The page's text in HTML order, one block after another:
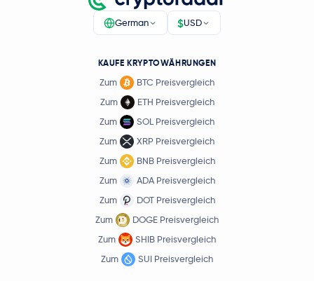
German $USD
KAUFE KRYPTOWÄHRUNGEN
Zum
BTC Preisvergleich
Zum
ETH Preisvergleich
Zum
SOL Preisvergleich
Zum
XRP Preisvergleich
Zum
BNB Preisvergleich
Zum
ADA Preisvergleich
Zum
DOT Preisvergleich
Zum
DOGE Preisvergleich
Zum
SHIB Preisvergleich
Zum
SUI Preisvergleich